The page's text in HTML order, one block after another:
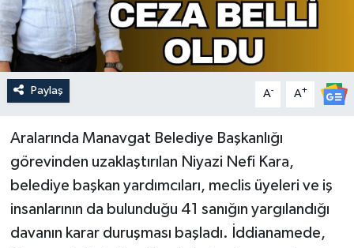
Paylaş A- A+
Aralarında Manavgat Belediye Başkanlığı
görevinden uzaklaştırılan Niyazi Nefi Kara,
belediye başkan yardımcıları, meclis üyeleri ve iş
insanlarının da bulunduğu 41 sanığın yargılandığı
davanın karar duruşması başladı. İddianamede,
Siyaset
Spor